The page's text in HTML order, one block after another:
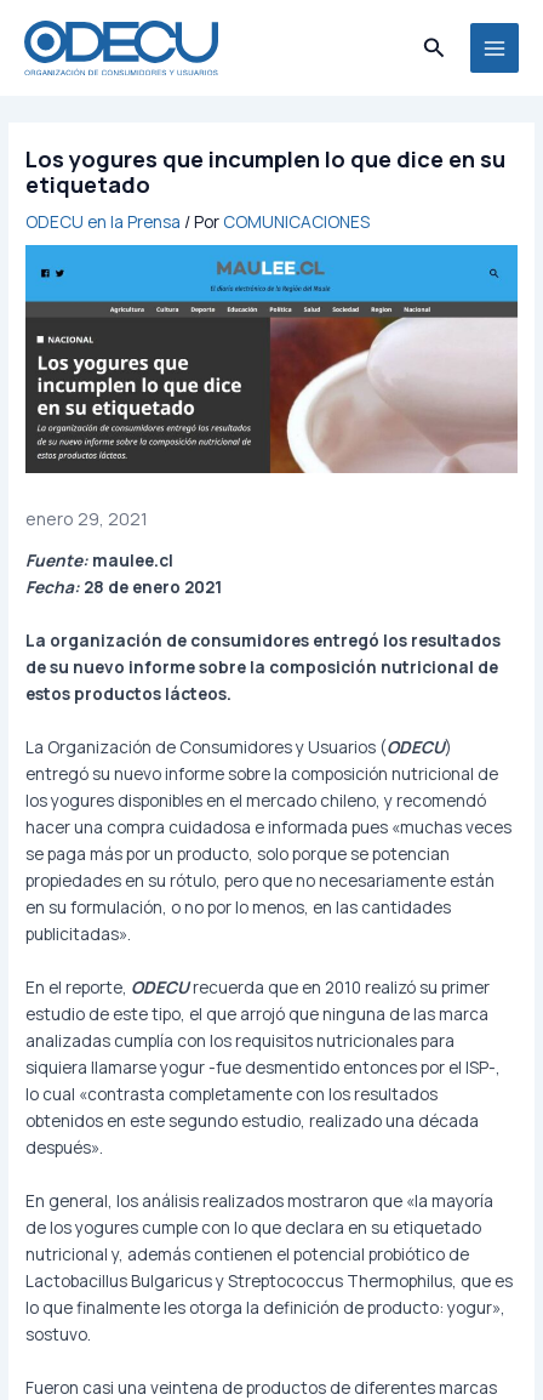
contenido
Buscar
Los yogures que incumplen lo que dice en su
etiquetado
ODECU en la Prensa / Por COMUNICACIONES
enero 29, 2021
Fuente: maulee.cl
Fecha: 28 de enero 2021
La organización de consumidores entregó los resultados
de su nuevo informe sobre la composición nutricional de
estos productos lácteos.
La Organización de Consumidores y Usuarios (ODECU)
entregó su nuevo informe sobre la composición nutricional de
los yogures disponibles en el mercado chileno, y recomendó
hacer una compra cuidadosa e informada pues «muchas veces
se paga más por un producto, solo porque se potencian
propiedades en su rótulo, pero que no necesariamente están
en su formulación, o no por lo menos, en las cantidades
publicitadas».
En el reporte, ODECUrecuerda que en 2010 realizó su primer
estudio de este tipo, el que arrojó que ninguna de las marca
analizadas cumplía con los requisitos nutricionales para
siquiera llamarse yogur -fue desmentido entonces por el ISP-,
lo cual «contrasta completamente con los resultados
obtenidos en este segundo estudio, realizado una década
después».
En general, los análisis realizados mostraron que «la mayoría
de los yogures cumple con lo que declara en su etiquetado
nutricional y, además contienen el potencial probiótico de
Lactobacillus Bulgaricus y Streptococcus Thermophilus, que es
lo que finalmente les otorga la definición de producto: yogur»,
sostuvo.
Fueron casi una veintena de productos de diferentes marcas